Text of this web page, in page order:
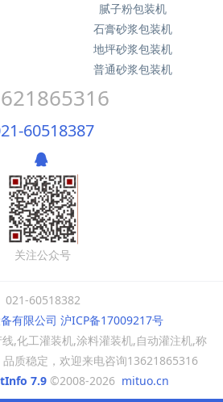
腻子粉包装机
石膏砂浆包装机
地坪砂浆包装机
普通砂浆包装机
60518387
关注公众号
021-60518382
有限公司 沪ICP备17009217号
,化工灌装机,涂料灌装机,自动灌注机,称
质稳定，欢迎来电咨询13621865316
7.9©2008-2026 mituo.cn